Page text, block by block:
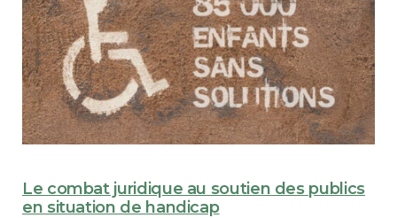
Le combat juridique au soutien des publics
en situation de handicap